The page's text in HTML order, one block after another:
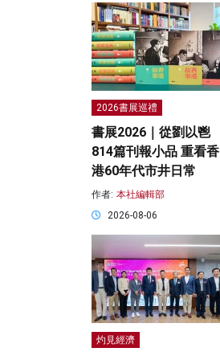
2026書展巡禮
書展2026｜從劉以鬯
814篇刊報小品 重看香
港60年代市井日常
作者: 本社編輯部
2026-08-06
灼見經濟